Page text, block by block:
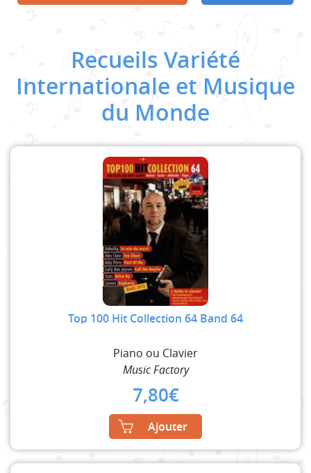
Recueils Variété
Internationale et Musique
du Monde
Top 100 Hit Collection 64 Band 64
Piano ou Clavier
Music Factory
7,80€
Ajouter